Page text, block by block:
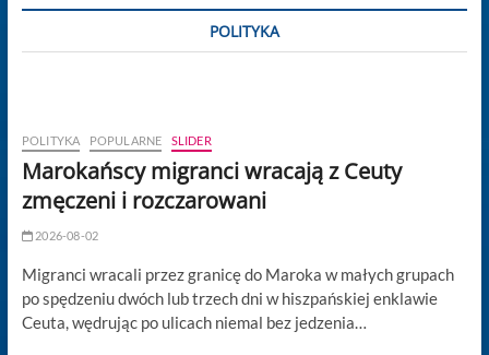
POLITYKA
POLITYKA POPULARNE SLIDER
Marokańscy migranci wracają z Ceuty
zmęczeni i rozczarowani
2026-08-02
Migranci wracali przez granicę do Maroka w małych grupach
po spędzeniu dwóch lub trzech dni w hiszpańskiej enklawie
Ceuta, wędrując po ulicach niemal bez jedzenia…